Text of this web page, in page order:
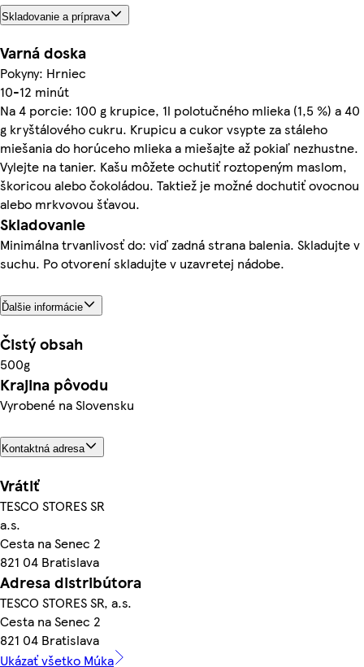
Skladovanie a príprava
Varná doska
Pokyny: Hrniec
10-12 minút
Na 4 porcie: 100 g krupice, 1l polotučného mlieka (1,5 %) a 40
g kryštálového cukru. Krupicu a cukor vsypte za stáleho
miešania do horúceho mlieka a miešajte až pokiaľ nezhustne.
Vylejte na tanier. Kašu môžete ochutiť roztopeným maslom,
škoricou alebo čokoládou. Taktiež je možné dochutiť ovocnou
alebo mrkvovou šťavou.
Skladovanie
Minimálna trvanlivosť do: viď zadná strana balenia. Skladujte v
suchu. Po otvorení skladujte v uzavretej nádobe.
Ďalšie informácie
Čistý obsah
500g
Krajina pôvodu
Vyrobené na Slovensku
Kontaktná adresa
Vrátiť
TESCO STORES SR
a.s.
Cesta na Senec 2
821 04 Bratislava
Adresa distribútora
TESCO STORES SR, a.s.
Cesta na Senec 2
821 04 Bratislava
Ukázať všetko Múka